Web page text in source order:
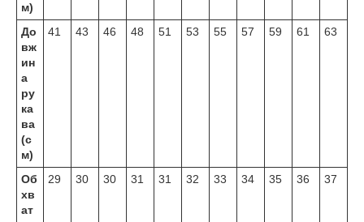
м)
До
вж
ин
а
ру
ка
ва
(с
м)
41 43 46 48 51 53 55 57 59 61 63
Об
хв
ат
29 30 30 31 31 32 33 34 35 36 37